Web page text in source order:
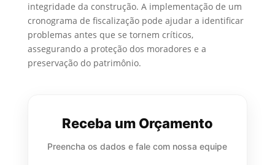
integridade da construção. A implementação de um
cronograma de fiscalização pode ajudar a identificar
problemas antes que se tornem críticos,
assegurando a proteção dos moradores e a
preservação do patrimônio.
Receba um Orçamento
Preencha os dados e fale com nossa equipe